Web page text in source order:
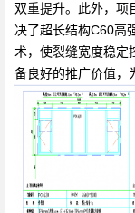
双重提升。此外，项
决了超长结构C60高
术，使裂缝宽度稳定
备良好的推广价值，